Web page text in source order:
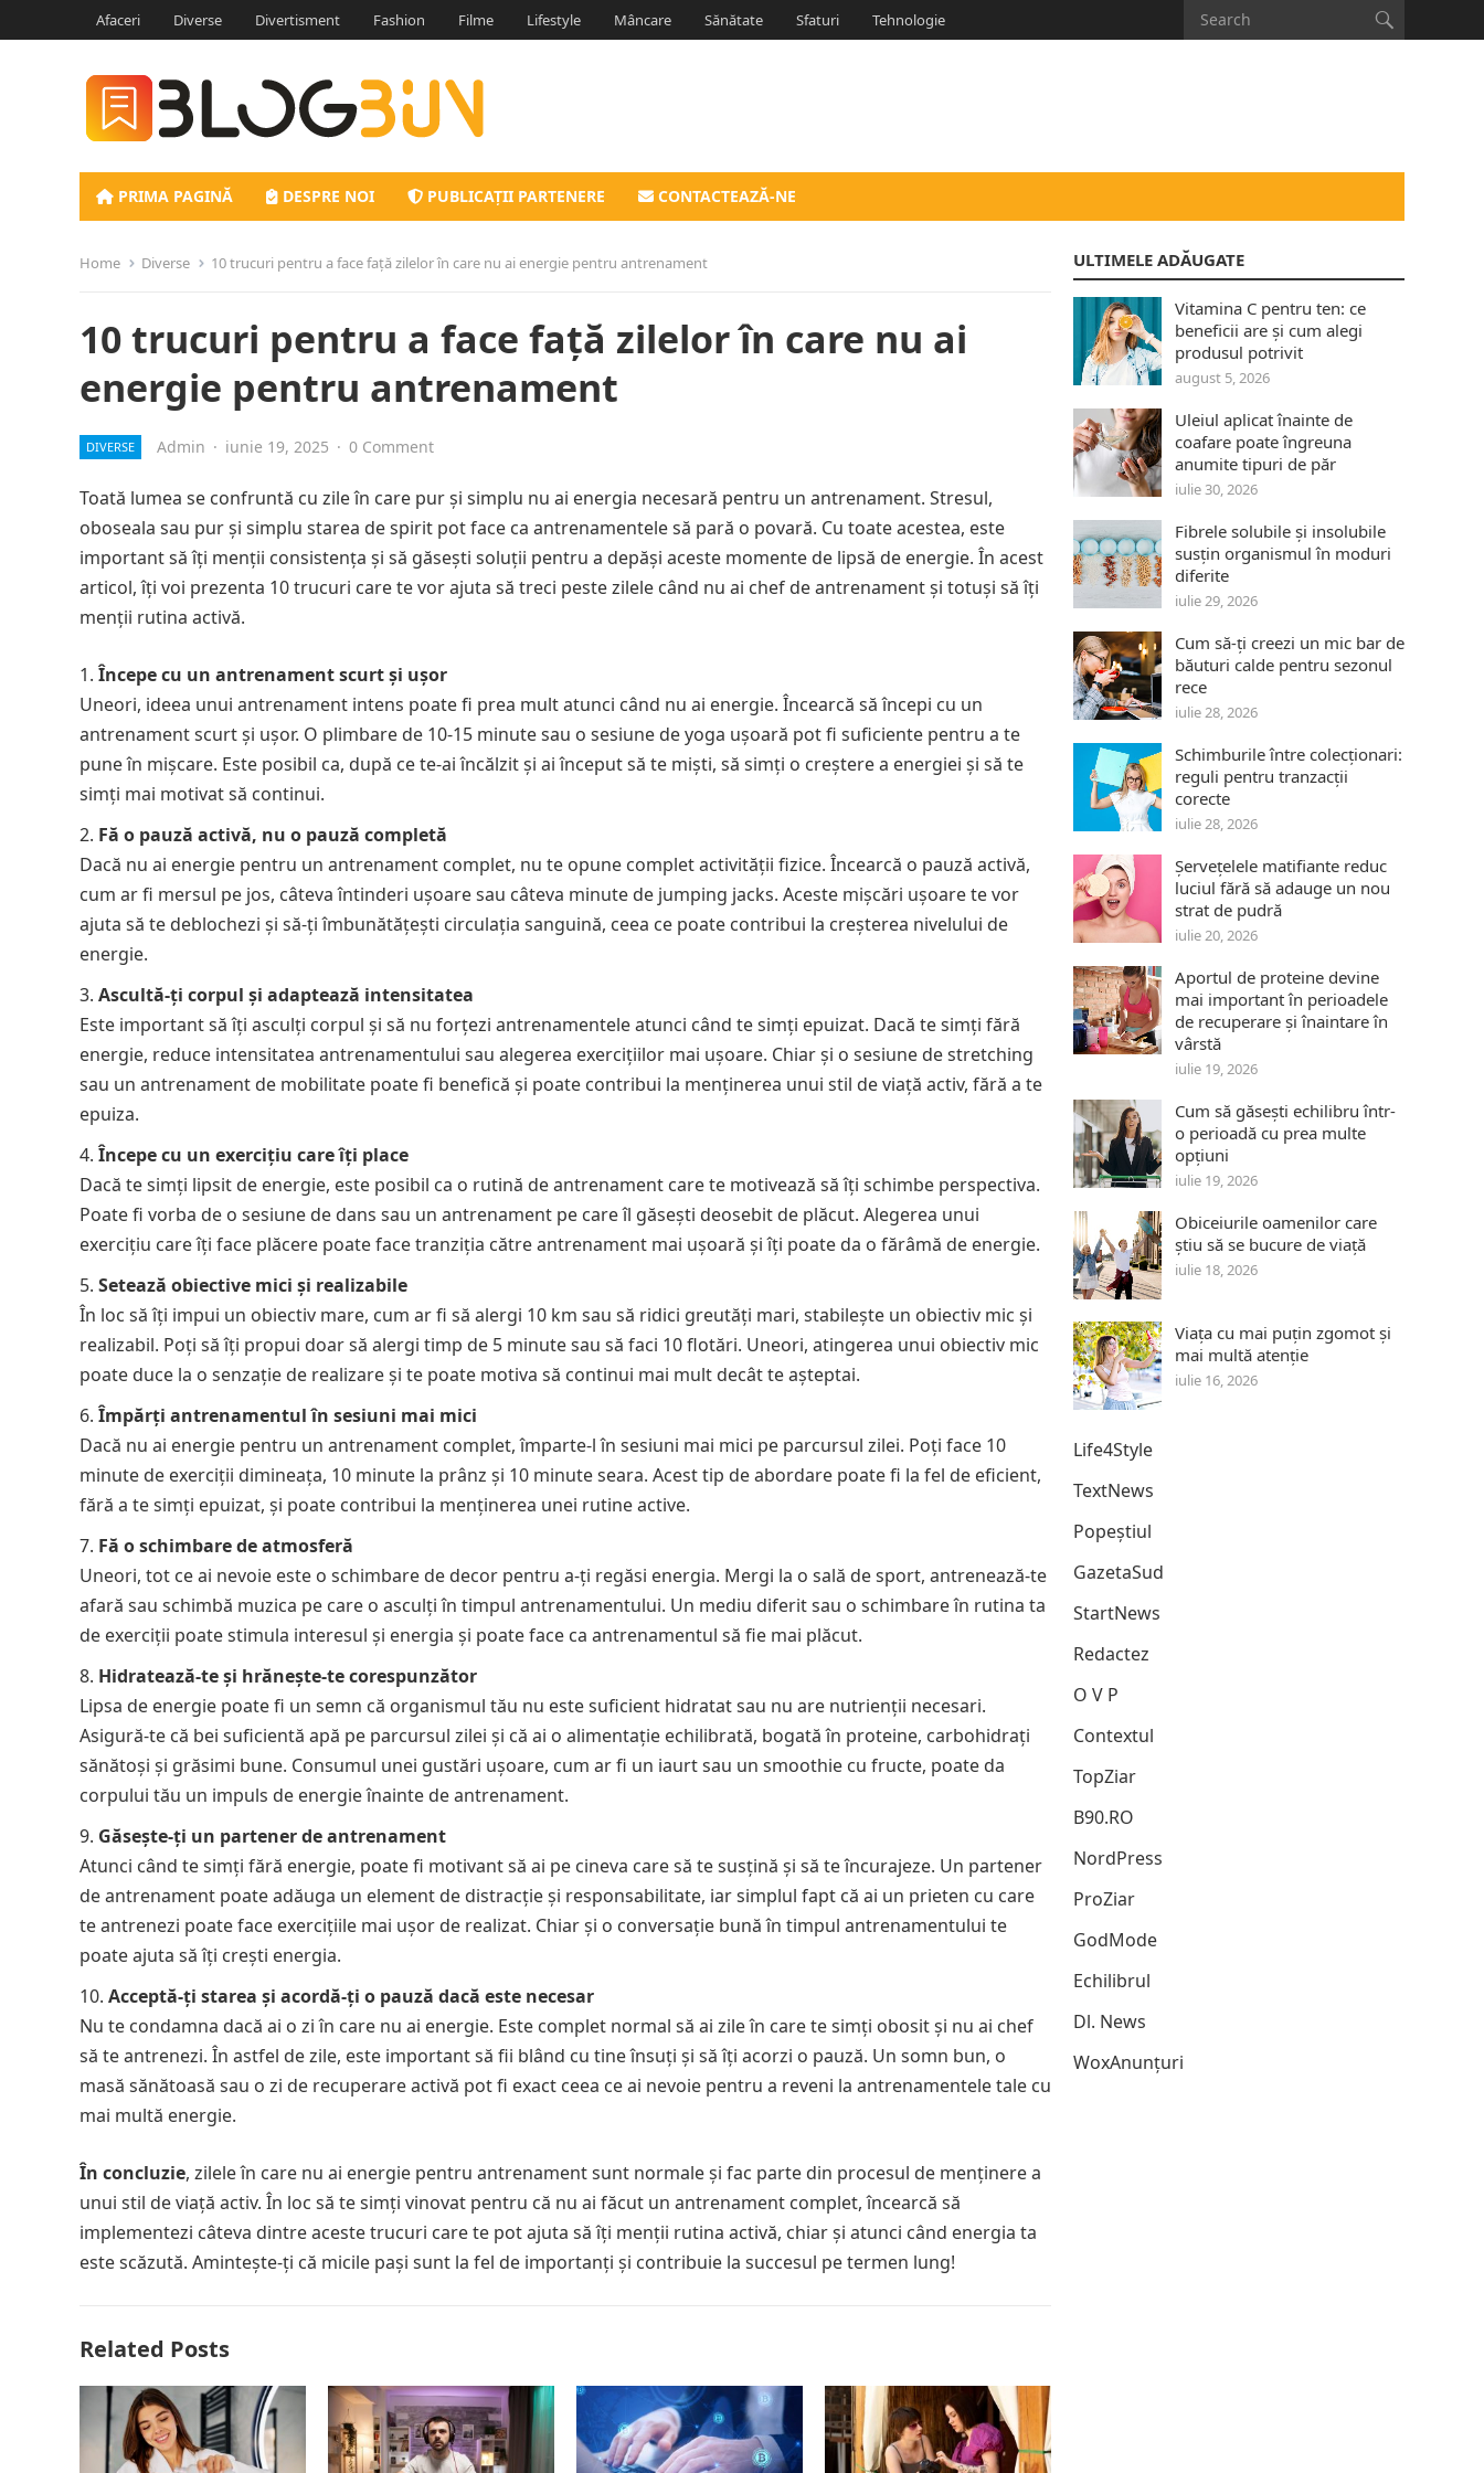
Afaceri Diverse Divertisment Fashion Filme Lifestyle Mâncare Sănătate Sfaturi Tehnologie
PRIMA PAGINĂ DESPRE NOI PUBLICAȚII PARTENERE CONTACTEAZĂ-NE
Home Diverse 10 trucuri pentru a face față zilelor în care nu ai energie pentru antrenament
10 trucuri pentru a face față zilelor în care nu ai
energie pentru antrenament
DIVERSE Admin · iunie 19, 2025 · 0 Comment
Toată lumea se confruntă cu zile în care pur și simplu nu ai energia necesară pentru un antrenament. Stresul,
oboseala sau pur și simplu starea de spirit pot face ca antrenamentele să pară o povară. Cu toate acestea, este
important să îți menții consistența și să găsești soluții pentru a depăși aceste momente de lipsă de energie. În acest
articol, îți voi prezenta 10 trucuri care te vor ajuta să treci peste zilele când nu ai chef de antrenament și totuși să îți
menții rutina activă.
Începe cu un antrenament scurt și ușor
Uneori, ideea unui antrenament intens poate fi prea mult atunci când nu ai energie. Încearcă să începi cu un
antrenament scurt și ușor. O plimbare de 10-15 minute sau o sesiune de yoga ușoară pot fi suficiente pentru a te
pune în mișcare. Este posibil ca, după ce te-ai încălzit și ai început să te miști, să simți o creștere a energiei și să te
simți mai motivat să continui.
Fă o pauză activă, nu o pauză completă
Dacă nu ai energie pentru un antrenament complet, nu te opune complet activității fizice. Încearcă o pauză activă,
cum ar fi mersul pe jos, câteva întinderi ușoare sau câteva minute de jumping jacks. Aceste mișcări ușoare te vor
ajuta să te deblochezi și să-ți îmbunătățești circulația sanguină, ceea ce poate contribui la creșterea nivelului de
energie.
Ascultă-ți corpul și adaptează intensitatea
Este important să îți asculți corpul și să nu forțezi antrenamentele atunci când te simți epuizat. Dacă te simți fără
energie, reduce intensitatea antrenamentului sau alegerea exercițiilor mai ușoare. Chiar și o sesiune de stretching
sau un antrenament de mobilitate poate fi benefică și poate contribui la menținerea unui stil de viață activ, fără a te
epuiza.
Începe cu un exercițiu care îți place
Dacă te simți lipsit de energie, este posibil ca o rutină de antrenament care te motivează să îți schimbe perspectiva.
Poate fi vorba de o sesiune de dans sau un antrenament pe care îl găsești deosebit de plăcut. Alegerea unui
exercițiu care îți face plăcere poate face tranziția către antrenament mai ușoară și îți poate da o fărâmă de energie.
Setează obiective mici și realizabile
În loc să îți impui un obiectiv mare, cum ar fi să alergi 10 km sau să ridici greutăți mari, stabilește un obiectiv mic și
realizabil. Poți să îți propui doar să alergi timp de 5 minute sau să faci 10 flotări. Uneori, atingerea unui obiectiv mic
poate duce la o senzație de realizare și te poate motiva să continui mai mult decât te așteptai.
Împărți antrenamentul în sesiuni mai mici
Dacă nu ai energie pentru un antrenament complet, împarte-l în sesiuni mai mici pe parcursul zilei. Poți face 10
minute de exerciții dimineața, 10 minute la prânz și 10 minute seara. Acest tip de abordare poate fi la fel de eficient,
fără a te simți epuizat, și poate contribui la menținerea unei rutine active.
Fă o schimbare de atmosferă
Uneori, tot ce ai nevoie este o schimbare de decor pentru a-ți regăsi energia. Mergi la o sală de sport, antrenează-te
afară sau schimbă muzica pe care o asculți în timpul antrenamentului. Un mediu diferit sau o schimbare în rutina ta
de exerciții poate stimula interesul și energia și poate face ca antrenamentul să fie mai plăcut.
Hidratează-te și hrănește-te corespunzător
Lipsa de energie poate fi un semn că organismul tău nu este suficient hidratat sau nu are nutrienții necesari.
Asigură-te că bei suficientă apă pe parcursul zilei și că ai o alimentație echilibrată, bogată în proteine, carbohidrați
sănătoși și grăsimi bune. Consumul unei gustări ușoare, cum ar fi un iaurt sau un smoothie cu fructe, poate da
corpului tău un impuls de energie înainte de antrenament.
Găsește-ți un partener de antrenament
Atunci când te simți fără energie, poate fi motivant să ai pe cineva care să te susțină și să te încurajeze. Un partener
de antrenament poate adăuga un element de distracție și responsabilitate, iar simplul fapt că ai un prieten cu care
te antrenezi poate face exercițiile mai ușor de realizat. Chiar și o conversație bună în timpul antrenamentului te
poate ajuta să îți crești energia.
Acceptă-ți starea și acordă-ți o pauză dacă este necesar
Nu te condamna dacă ai o zi în care nu ai energie. Este complet normal să ai zile în care te simți obosit și nu ai chef
să te antrenezi. În astfel de zile, este important să fii blând cu tine însuți și să îți acorzi o pauză. Un somn bun, o
masă sănătoasă sau o zi de recuperare activă pot fi exact ceea ce ai nevoie pentru a reveni la antrenamentele tale cu
mai multă energie.
În concluzie, zilele în care nu ai energie pentru antrenament sunt normale și fac parte din procesul de menținere a
unui stil de viață activ. În loc să te simți vinovat pentru că nu ai făcut un antrenament complet, încearcă să
implementezi câteva dintre aceste trucuri care te pot ajuta să îți menții rutina activă, chiar și atunci când energia ta
este scăzută. Amintește-ți că micile pași sunt la fel de importanți și contribuie la succesul pe termen lung!
Related Posts
ULTIMELE ADĂUGATE
Vitamina C pentru ten: ce
beneficii are și cum alegi
produsul potrivit
august 5, 2026
Uleiul aplicat înainte de
coafare poate îngreuna
anumite tipuri de păr
iulie 30, 2026
Fibrele solubile și insolubile
susțin organismul în moduri
diferite
iulie 29, 2026
Cum să-ți creezi un mic bar de
băuturi calde pentru sezonul
rece
iulie 28, 2026
Schimburile între colecționari:
reguli pentru tranzacții
corecte
iulie 28, 2026
Șervețelele matifiante reduc
luciul fără să adauge un nou
strat de pudră
iulie 20, 2026
Aportul de proteine devine
mai important în perioadele
de recuperare și înaintare în
vârstă
iulie 19, 2026
Cum să găsești echilibru într-
o perioadă cu prea multe
opțiuni
iulie 19, 2026
Obiceiurile oamenilor care
știu să se bucure de viață
iulie 18, 2026
Viața cu mai puțin zgomot și
mai multă atenție
iulie 16, 2026
Life4Style
TextNews
Popeștiul
GazetaSud
StartNews
Redactez
O V P
Contextul
TopZiar
B90.RO
NordPress
ProZiar
GodMode
Echilibrul
Dl. News
WoxAnunțuri